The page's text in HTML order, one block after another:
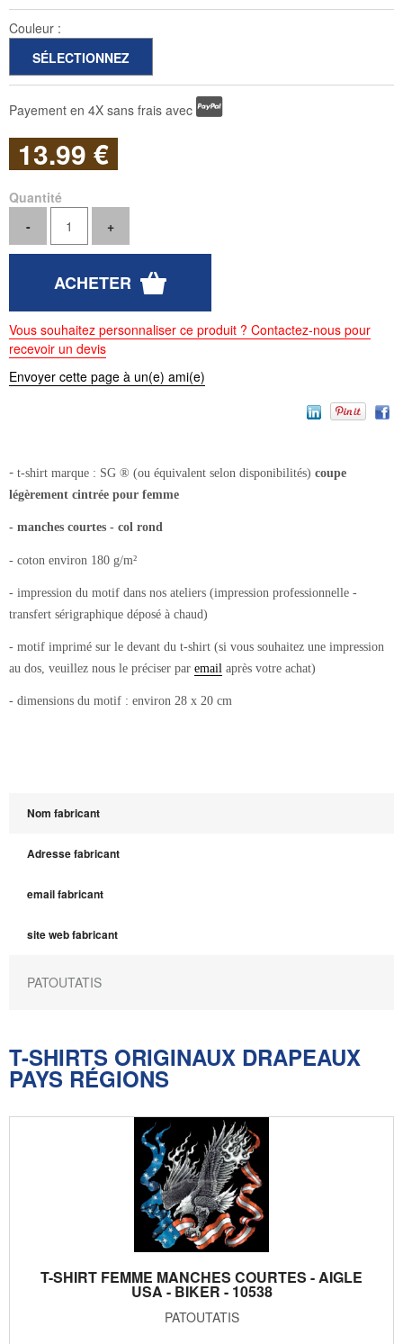
Couleur :
Payement en 4X sans frais avec
13.99 €
Quantité
Vous souhaitez personnaliser ce produit ? Contactez-nous pour
recevoir un devis
Envoyer cette page à un(e) ami(e)
- t-shirt marque : SG ® (ou équivalent selon disponibilités) coupe
légèrement cintrée pour femme
- manches courtes - col rond
- coton environ 180 g/m²
- impression du motif dans nos ateliers (impression professionnelle -
transfert sérigraphique déposé à chaud)
- motif imprimé sur le devant du t-shirt (si vous souhaitez une impression
au dos, veuillez nous le préciser par email après votre achat)
- dimensions du motif : environ 28 x 20 cm
Nom fabricant
Adresse fabricant
email fabricant
site web fabricant
PATOUTATIS
T-SHIRTS ORIGINAUX DRAPEAUX
PAYS RÉGIONS
T-SHIRT FEMME MANCHES COURTES - AIGLE
USA - BIKER - 10538
PATOUTATIS